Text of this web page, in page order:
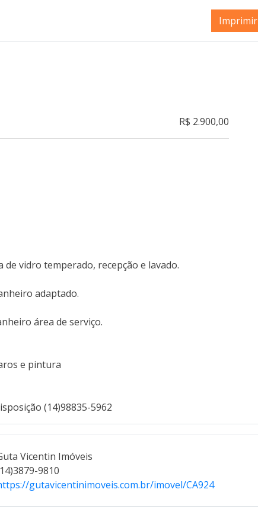
Imprimir
R$ 2.900,00
de vidro temperado, recepção e lavado.
adaptado.
área de serviço.
e pintura
(14)98835-5962
Vicentin Imóveis
9810
gutavicentinimoveis.com.br/imovel/CA924